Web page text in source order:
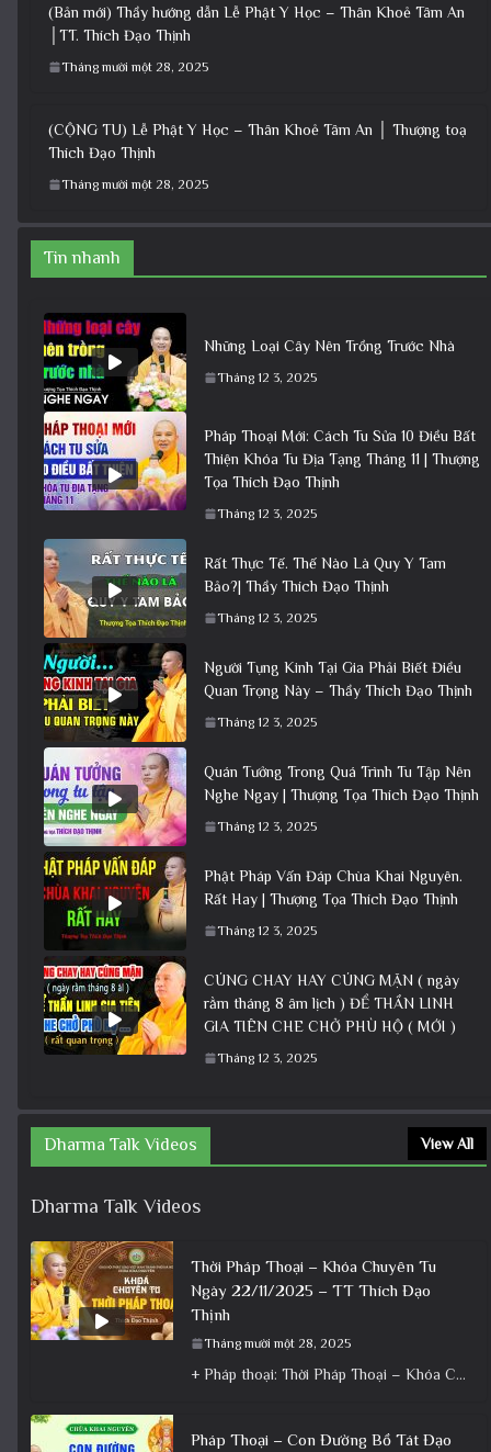
(Bản mới) Thầy hướng dẫn Lễ Phật Y Học – Thân Khoẻ Tâm An
│TT. Thích Đạo Thịnh
Tháng mười một 28, 2025
(CỘNG TU) Lễ Phật Y Học – Thân Khoẻ Tâm An │ Thượng toạ
Thích Đạo Thịnh
Tháng mười một 28, 2025
Tin nhanh
Những Loại Cây Nên Trồng Trước Nhà
Tháng 12 3, 2025
Pháp Thoại Mới: Cách Tu Sửa 10 Điều Bất
Thiện Khóa Tu Địa Tạng Tháng 11 | Thượng
Tọa Thích Đạo Thịnh
Tháng 12 3, 2025
Rất Thực Tế. Thế Nào Là Quy Y Tam
Bảo?| Thầy Thích Đạo Thịnh
Tháng 12 3, 2025
Người Tụng Kinh Tại Gia Phải Biết Điều
Quan Trọng Này – Thầy Thích Đạo Thịnh
Tháng 12 3, 2025
Quán Tưởng Trong Quá Trình Tu Tập Nên
Nghe Ngay | Thượng Tọa Thích Đạo Thịnh
Tháng 12 3, 2025
Phật Pháp Vấn Đáp Chùa Khai Nguyên.
Rất Hay | Thượng Tọa Thích Đạo Thịnh
Tháng 12 3, 2025
CÚNG CHAY HAY CÚNG MẶN ( ngày
rằm tháng 8 âm lịch ) ĐỂ THẦN LINH
GIA TIÊN CHE CHỞ PHÙ HỘ ( MỚI )
Tháng 12 3, 2025
Dharma Talk Videos View All
Dharma Talk Videos
Thời Pháp Thoại – Khóa Chuyên Tu
Ngày 22/11/2025 – TT Thích Đạo
Thịnh
Tháng mười một 28, 2025
+ Pháp thoại: Thời Pháp Thoại – Khóa Chuyên Tu Ngày 22/11/2025 – TT Thích Đạo Thịnh + Album: Pháp
Pháp Thoại – Con Đường Bồ Tát Đạo